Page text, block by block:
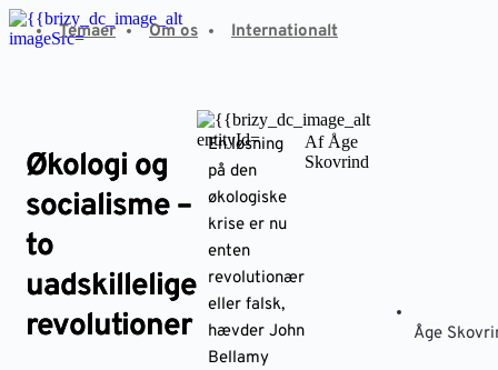
Fortsæt
til
Temaer Om os Internationalt
Økologi og
socialisme –
to
uadskillelige
revolutioner
En løsning
på den
økologiske
krise er nu
enten
revolutionær
eller falsk,
hævder John
Bellamy
Af Åge
Skovrind
Åge